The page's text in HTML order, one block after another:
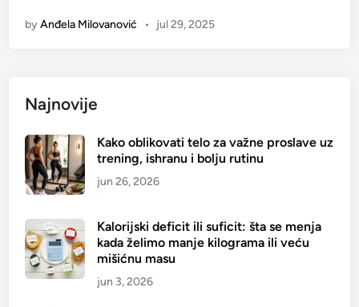
j
j
p
a
t
k
e
z
a
byAnđela Milovanović • jul 29, 2025
Najnovije
Kako oblikovati telo za važne proslave uz
trening, ishranu i bolju rutinu
jun 26, 2026
Kalorijski deficit ili suficit: šta se menja
kada želimo manje kilograma ili veću
mišićnu masu
jun 3, 2026